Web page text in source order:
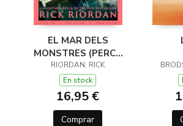
EL MAR DELS
MONSTRES (PERCY
JACKSON I ELS DÉUS
DE L'OLIMP 2)
RIORDAN, RICK
En stock
16,95 €
Comprar